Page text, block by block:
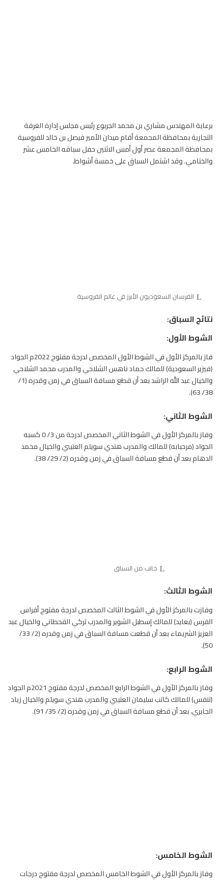
برعاية المهندس مشاري بن محمد الجربوع رئيس مجلس إدارة الغرفة
التجارية بمحافظة المجمعة أقام ميدان الأمير فيصل بن خالدللفروسية
بمحافظة المجمعة عصر أول أمس الاثنين حفل سباقه الخامس عشر
والختامي. وقد اشتمل السباق على خمسة أشواط.
الفرسان السعوديون الأبرز في عالم الفروسية
نتائج السباق:
الشوط الأول:
فاز بالمركز الأول في الشوط الأول المخصص لدرجة مفتوح 2022م الجواد
(فيزير السعودية) للمالك حماد ناهس الشلاحي والمدرب محمد الشلاحي
والخيال عبد الله الراشد بعد أن قطع مسافة السباق في زمن وقدره (1/
38/ 63).
الشوط الثاني:
وفاز بالمركز الأول في الشوط الثاني المخصص لدرجة من 3/ 0 كسبه
الجواد (مرحبابه) للمالك والمدرب هندي سويلم العتيبي والخيال محمد
الدهام بعد أن قطع مسافة السباق في زمن وقدره (2/ 29/ 38).
جانب من السباق
الشوط الثالث:
وفازت بالمركز الأول في الشوط الثالث المخصص لدرجة مفتوح أفراس
الفرس (بعايد) للمالك إسطبل الشوير والمدرب تركي القحطاني والخيال عبد
العزيز الشريماء بعد أن قطعت مسافةالسباق
في زمن وقدره (2/ 33/
50).
الشوط الرابع:
وفاز بالمركز الأول في الشوط الرابع المخصص لدرجة مفتوح 2021م الجواد
(تنفس) للمالك كاتب سليمان العتيبي والمدرب هندي سويلم والخيال زياد
الجابري، بعد أن قطع مسافة السباق في زمن وقدره (2/ 35/ 91).
الشوط الخامس:
وفاز بالمركز الأول في الشوط الخامس المخصص لدرجة مفتوح درجات